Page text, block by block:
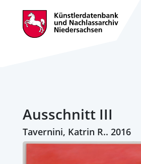
Ausschnitt III
Tavernini, Katrin R.. 2016